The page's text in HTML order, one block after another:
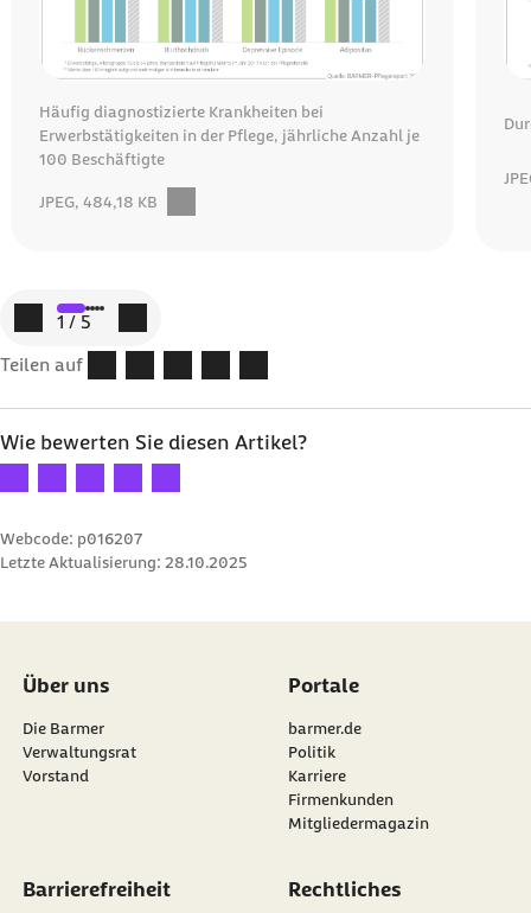
JPEG, 484,18 KB
Download:Diese Grafik zeigt häufig diagnostizierte Krankgeiten
Häufig diagnostizierte Krankheiten bei
Erwerbstätigkeiten in der Pflege, jährliche Anzahl je
100 Beschäftigte
Zum vorigen Element
1 / 5
Teilen auf
Wie bewerten Sie diesen Artikel?
Ihre Bewertung: 1 Stern
Ihre Bewertung: 2 Sterne
Ihre Bewertung: 3 Sterne
Ihre Bewertung: 4 Sterne
Ihre Bewertung: 5 Sterne
Webcode: p016207
Letzte Aktualisierung: 28.10.2025
Über uns
Die Barmer
Verwaltungsrat
Vorstand
Portale
barmer.de
Politik
Karriere
Firmenkunden
Mitgliedermagazin
Barrierefreiheit Rechtliches